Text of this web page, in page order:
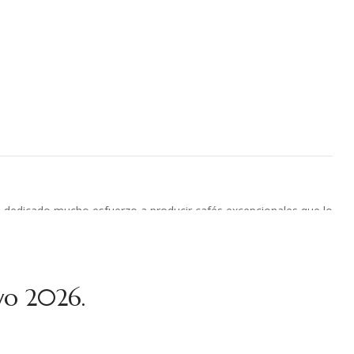
estilo africanas por 30 días. Se estabilizó por 25 días.
mucho esfuerzo a producir cafés excepcionales que lo
2024.
2026.